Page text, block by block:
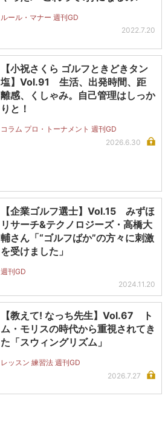
ルール・マナー 週刊GD
2022.7.20
【小祝さくら ゴルフときどきタン
塩】Vol.91 生活、出発時間、距
離感、くしゃみ。自己管理はしっか
りと！
コラム プロ・トーナメント 週刊GD
2026.6.30
【企業ゴルフ選士】Vol.15 みずほ
リサーチ&テクノロジーズ・高橋大
輔さん「“ゴルフばか”の方々に刺激
を受けました」
週刊GD
2024.11.20
【教えて! なっち先生】Vol.67 ト
ム・モリスの時代から重視されてき
た「スウィングリズム」
レッスン 練習法 週刊GD
2026.7.27